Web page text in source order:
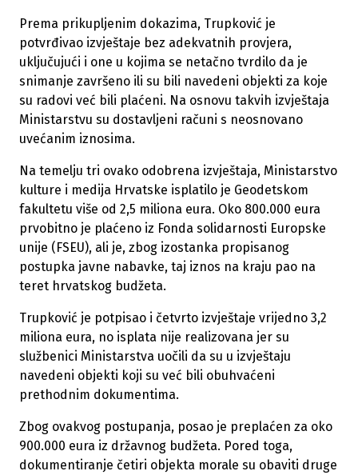
Prema prikupljenim dokazima, Trupković je
potvrđivao izvještaje bez adekvatnih provjera,
uključujući i one u kojima se netačno tvrdilo da je
snimanje završeno ili su bili navedeni objekti za koje
su radovi već bili plaćeni. Na osnovu takvih izvještaja
Ministarstvu su dostavljeni računi s neosnovano
uvećanim iznosima.
Na temelju tri ovako odobrena izvještaja, Ministarstvo
kulture i medija Hrvatske isplatilo je Geodetskom
fakultetu više od 2,5 miliona eura. Oko 800.000 eura
prvobitno je plaćeno iz Fonda solidarnosti Europske
unije (FSEU), ali je, zbog izostanka propisanog
postupka javne nabavke, taj iznos na kraju pao na
teret hrvatskog budžeta.
Trupković je potpisao i četvrto izvještaje vrijedno 3,2
miliona eura, no isplata nije realizovana jer su
službenici Ministarstva uočili da su u izvještaju
navedeni objekti koji su već bili obuhvaćeni
prethodnim dokumentima.
Zbog ovakvog postupanja, posao je preplaćen za oko
900.000 eura iz državnog budžeta. Pored toga,
dokumentiranje četiri objekta morale su obaviti druge